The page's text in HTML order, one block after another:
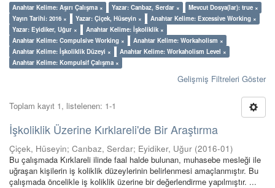
Anahtar Kelime: Aşırı Çalışma × Yazar: Canbaz, Serdar ×
Mevcut Dosya(lar): true ×
Yayın Tarihi: 2016 ×
Yazar: Çiçek, Hüseyin ×
Anahtar Kelime: Excessive Working ×
Yazar: Eyidiker, Uğur ×
Anahtar Kelime: İşkoliklik ×
Anahtar Kelime: Compulsive Working ×
Anahtar Kelime: Workaholism ×
Anahtar Kelime: İşkoliklik Düzeyi ×
Anahtar Kelime: Workaholism Level ×
Anahtar Kelime: Kompulsif Çalışma ×
Gelişmiş Filtreleri Göster
Toplam kayıt 1, listelenen: 1-1
İşkoliklik Üzerine Kırklareli'de Bir Araştırma
Çiçek, Hüseyin; Canbaz, Serdar; Eyidiker, Uğur (2016-01)
Bu çalışmada Kırklareli ilinde faal halde bulunan, muhasebe mesleği ile
uğraşan kişilerin iş koliklik düzeylerinin belirlenmesi amaçlanmıştır. Bu
çalışmada öncelikle iş koliklik üzerine bir değerlendirme yapılmıştır. ...